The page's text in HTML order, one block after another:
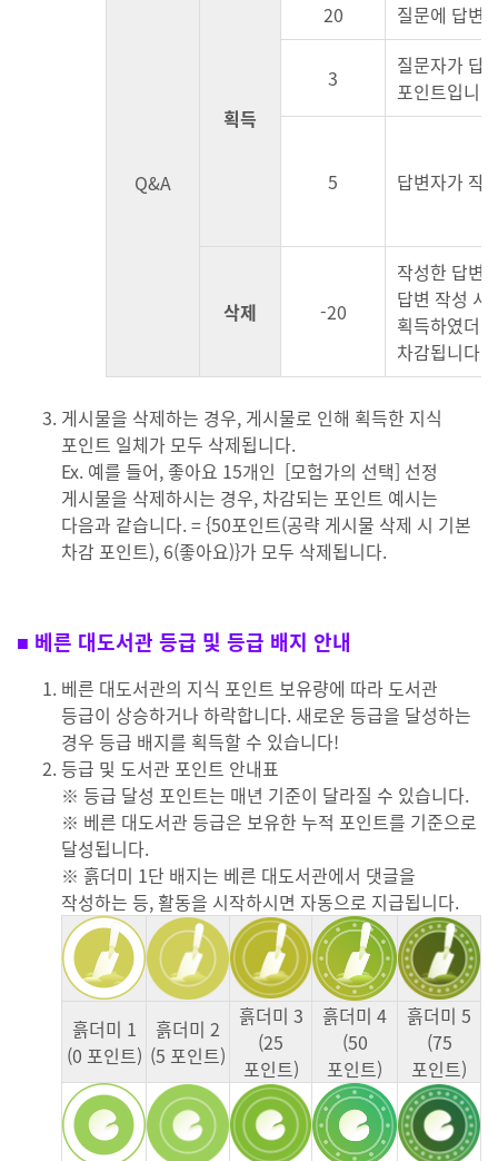
Q&A
획득
20 질문에 답변
3
질문자가 답
포인트입니
5 답변자가 작
삭제 -20
작성한 답변
답변 작성 시
획득하였더
차감됩니다.
게시물을 삭제하는 경우, 게시물로 인해 획득한 지식
포인트 일체가 모두 삭제됩니다.
Ex. 예를 들어, 좋아요 15개인 [모험가의 선택] 선정
게시물을 삭제하시는 경우, 차감되는 포인트 예시는
다음과 같습니다. = {50포인트(공략 게시물 삭제 시 기본
차감 포인트), 6(좋아요)}가 모두 삭제됩니다.
■ 베른 대도서관 등급 및 등급 배지 안내
베른 대도서관의 지식 포인트 보유량에 따라 도서관
등급이 상승하거나 하락합니다. 새로운 등급을 달성하는
경우 등급 배지를 획득할 수 있습니다!
등급 및 도서관 포인트 안내표
※ 등급 달성 포인트는 매년 기준이 달라질 수 있습니다.
※ 베른 대도서관 등급은 보유한 누적 포인트를 기준으로
달성됩니다.
※ 흙더미 1단 배지는 베른 대도서관에서 댓글을
작성하는 등, 활동을 시작하시면 자동으로 지급됩니다.
흙더미 1
(0 포인트)
흙더미 2
(5 포인트)
흙더미 3
(25
포인트)
흙더미 4
(50
포인트)
흙더미 5
(75
포인트)